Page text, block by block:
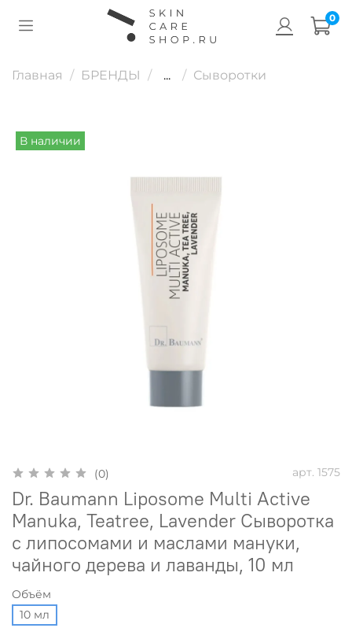
0
Главная БРЕНДЫ ... Сыворотки
В наличии
(0) арт. 1575
Dr. Baumann Liposome Multi Active
Manuka, Teatree, Lavender Сыворотка
с липосомами и маслами мануки,
чайного дерева и лаванды, 10 мл
Объём
10 мл